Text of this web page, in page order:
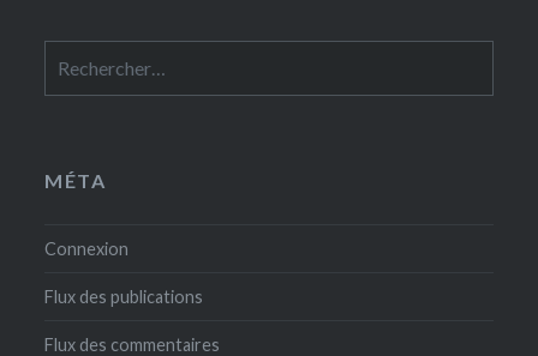
MÉTA
Connexion
Flux des publications
Flux des commentaires